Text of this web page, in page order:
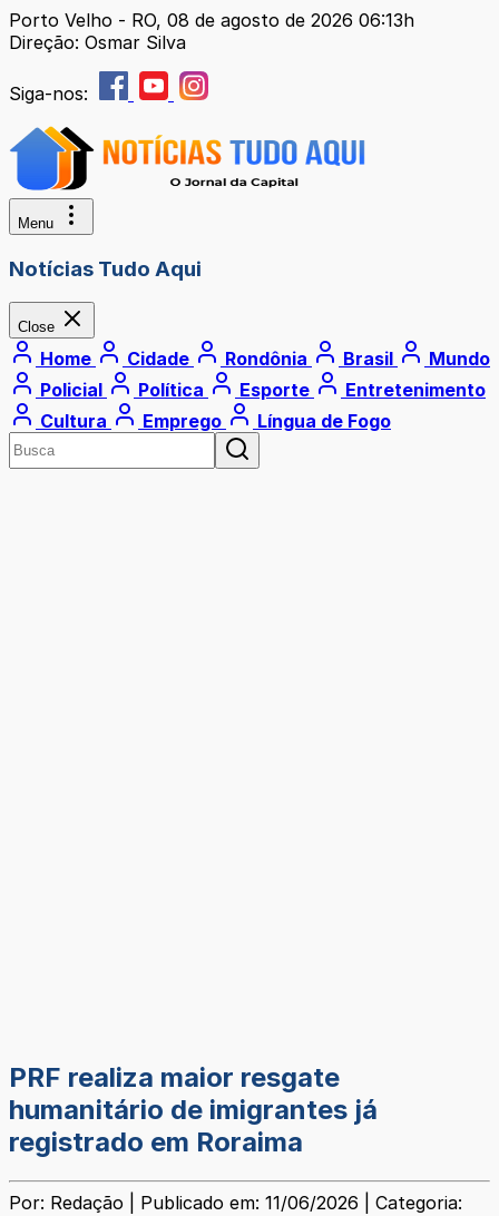
Porto Velho - RO, 08 de agosto de 2026 06:13h
Direção: Osmar Silva
Siga-nos:
Menu
Notícias Tudo Aqui
Close
Home Cidade Rondônia Brasil
Mundo
Policial
Política Esporte
Entretenimento
Cultura
Emprego Língua de Fogo
PRF realiza maior resgate
humanitário de imigrantes já
registrado em Roraima
Por: Redação | Publicado em: 11/06/2026 | Categoria: